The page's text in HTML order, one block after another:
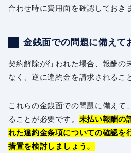
合わせ時に費用面を確認しておき
金銭面での問題に備えて
契約解除が行われた場合、報酬の
なく、逆に違約金を請求されるこ
これらの金銭面での問題に備えて
ることが必要です。 未払い報酬の
れた違約金条項についての確認を
措置を検討しましょう。